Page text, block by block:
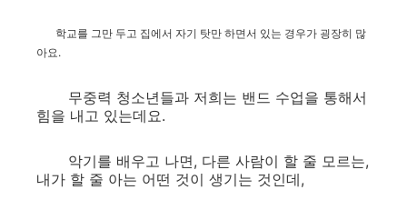
학교를 그만 두고 집에서 자기 탓만 하면서 있는 경우가 굉장히 많
아요.
무중력 청소년들과 저희는 밴드 수업을 통해서
힘을 내고 있는데요.
악기를 배우고 나면, 다른 사람이 할 줄 모르는,
내가 할 줄 아는 어떤 것이 생기는 것인데,